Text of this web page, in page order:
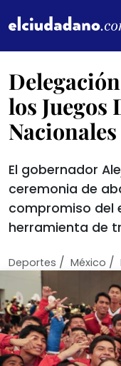
los Juegos
El gobernador
ceremonia de
compromiso del
herramienta de
Deportes / México /